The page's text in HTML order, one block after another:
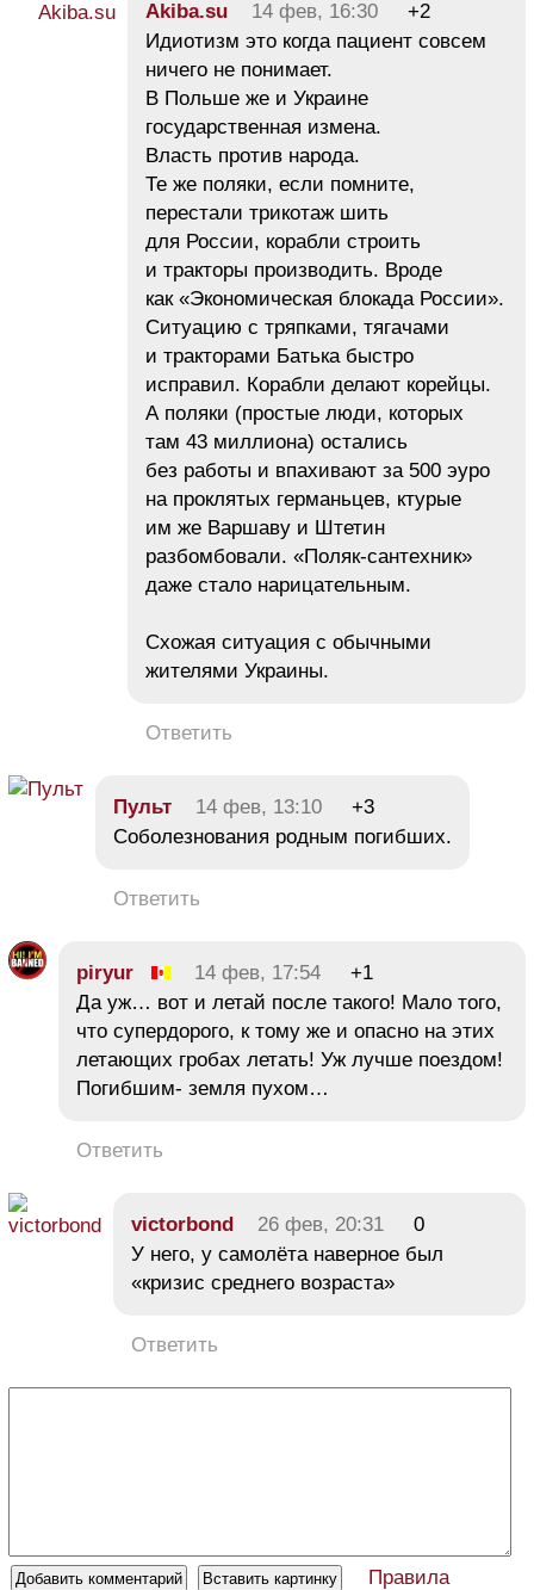
Akiba.su 14 фев, 16:30
+2
Идиотизм это когда пациент совсем
ничего не понимает.
В Польше же и Украине
государственная измена.
Власть против народа.
Те же поляки, если помните,
перестали трикотаж шить
для России, корабли строить
и тракторы производить. Вроде
как «Экономическая блокада России».
Ситуацию с тряпками, тягачами
и тракторами Батька быстро
исправил. Корабли делают корейцы.
А поляки (простые люди, которых
там 43 миллиона) остались
без работы и впахивают за 500 эуро
на проклятых германьцев, ктурые
им же Варшаву и Штетин
разбомбовали. «Поляк-сантехник»
даже стало нарицательным.
Схожая ситуация с обычными
жителями Украины.
Ответить
Пульт 14 фев, 13:10
+3
Соболезнования родным погибших.
Ответить
piryur 14 фев, 17:54
+1
Да уж… вот и летай после такого! Мало того,
что супердорого, к тому же и опасно на этих
летающих гробах летать! Уж лучше поездом!
Погибшим- земля пухом…
Ответить
victorbond 26 фев, 20:31
0
У него, у самолёта наверное был
«кризис среднего возраста»
Ответить
Правила